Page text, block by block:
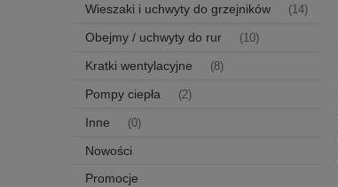
Wieszaki i uchwyty do grzejników (14)
Obejmy / uchwyty do rur (10)
Kratki wentylacyjne (8)
Pompy ciepła (2)
Inne (0)
Nowości
Promocje